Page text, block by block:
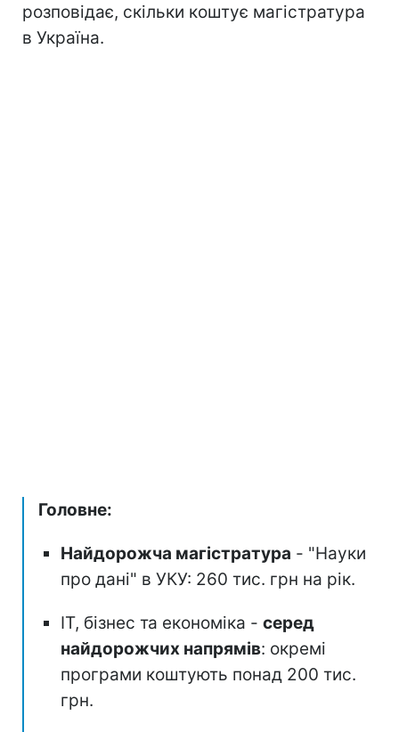
розповідає, скільки коштує магістратура
в Україна.
Головне:
Найдорожча магістратура - "Науки
про дані" в УКУ: 260 тис. грн на рік.
ІТ, бізнес та економіка - серед
найдорожчих напрямів: окремі
програми коштують понад 200 тис.
грн.